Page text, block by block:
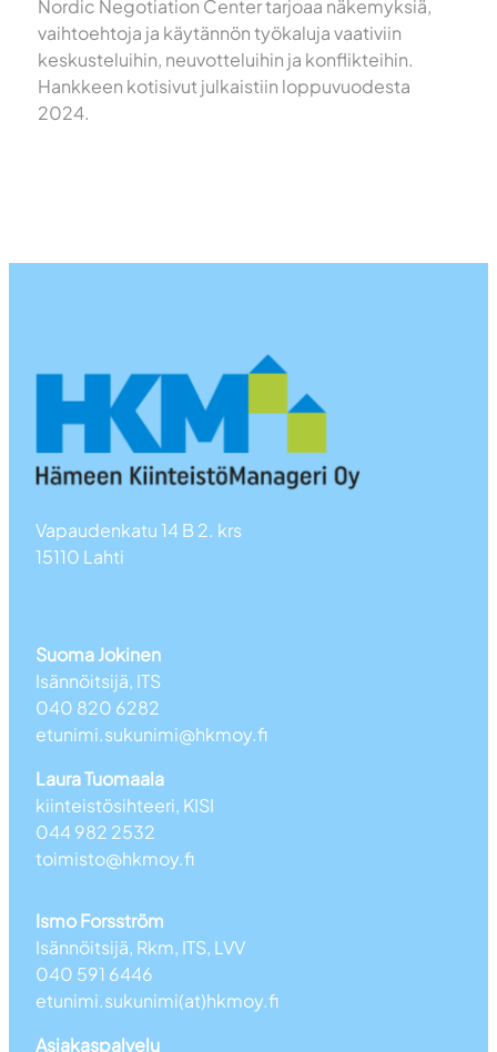
Nordic Negotiation Center tarjoaa näkemyksiä,
vaihtoehtoja ja käytännön työkaluja vaativiin
keskusteluihin, neuvotteluihin ja konflikteihin.
Hankkeen kotisivut julkaistiin loppuvuodesta
2024.
Vapaudenkatu 14 B 2. krs
15110 Lahti
Suoma Jokinen
Isännöitsijä, ITS
040 820 6282
etunimi.sukunimi@hkmoy.fi
Laura Tuomaala
kiinteistösihteeri, KISI
044 982 2532
toimisto@hkmoy.fi
Ismo Forsström
Isännöitsijä, Rkm, ITS, LVV
040 591 6446
etunimi.sukunimi(at)hkmoy.fi
Asiakaspalvelu